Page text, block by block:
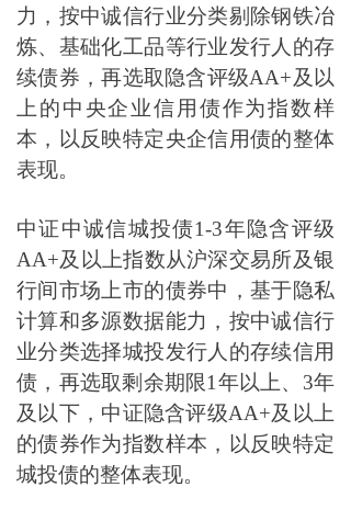
力，按中诚信行业分类剔除钢铁冶
炼、基础化工品等行业发行人的存
续债券，再选取隐含评级AA+及以
上的中央企业信用债作为指数样
本，以反映特定央企信用债的整体
表现。
中证中诚信城投债1-3年隐含评级
AA+及以上指数从沪深交易所及银
行间市场上市的债券中，基于隐私
计算和多源数据能力，按中诚信行
业分类选择城投发行人的存续信用
债，再选取剩余期限1年以上、3年
及以下，中证隐含评级AA+及以上
的债券作为指数样本，以反映特定
城投债的整体表现。